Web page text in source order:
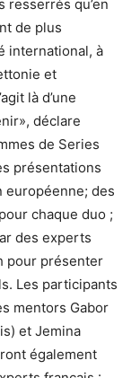
resserrés qu’en
de plus
international, à
et
là d’une
déclare
de Series
présentations
européenne; des
chaque duo ;
des experts
pour présenter
Les participants
mentors Gabor
et Jemina
également